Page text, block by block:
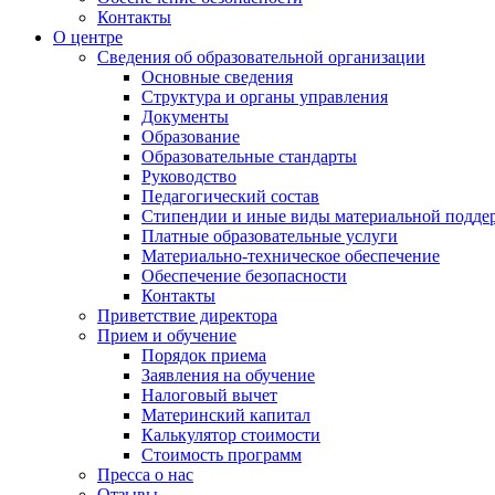
Контакты
О центре
Сведения об образовательной организации
Основные сведения
Структура и органы управления
Документы
Образование
Образовательные стандарты
Руководство
Педагогический состав
Стипендии и иные виды материальной
Платные образовательные услуги
Материально-техническое обеспечение
Обеспечение безопасности
Контакты
Приветствие директора
Прием и обучение
Порядок приема
Заявления на обучение
Налоговый вычет
Материнский капитал
Калькулятор стоимости
Стоимость программ
Пресса о нас